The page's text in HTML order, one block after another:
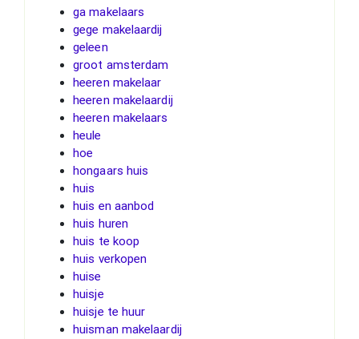
ga makelaars
gege makelaardij
geleen
groot amsterdam
heeren makelaar
heeren makelaardij
heeren makelaars
heule
hoe
hongaars huis
huis
huis en aanbod
huis huren
huis te koop
huis verkopen
huise
huisje
huisje te huur
huisman makelaardij